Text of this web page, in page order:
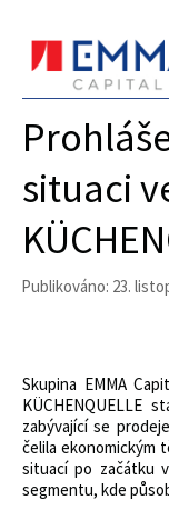
situaci
Publikováno: 23.
Skupina EMMA
KÜCHENQUELLE
zabývající se
čelila ekonomickým
situací po začátku
segmentu, kde